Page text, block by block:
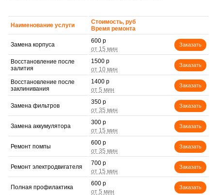
Наименование услуги
Стоимость, руб
Время ремонта
Замена корпуса
600 р
Заказать
Восстановление после
залития
1500 р
Заказать
Восстановление после
заклинивания
1400 р
Заказать
Замена фильтров
350 р
Заказать
Замена аккумулятора
300 р
Заказать
Ремонт помпы
600 р
Заказать
Ремонт электродвигателя
700 р
Заказать
Полная профилактика
600 р
Заказать